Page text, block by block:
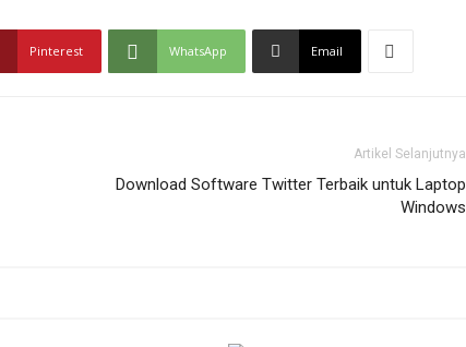
Pinterest WhatsApp Email
Artikel Selanjutnya
Download Software Twitter Terbaik untuk Laptop
Windows